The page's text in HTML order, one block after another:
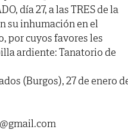
día 27, a las TRES de la
su inhumación en el
por cuyos favores les
ardiente: Tanatorio de
(Burgos), 27 de enero